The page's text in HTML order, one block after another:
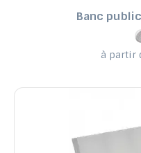
Banc
à partir